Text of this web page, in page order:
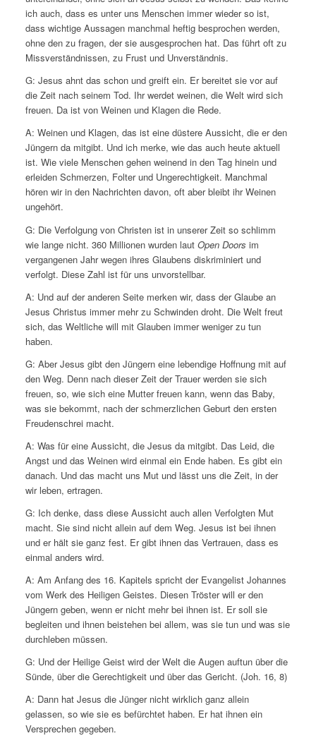
ich auch, dass es unter uns Menschen immer wieder so ist,
dass wichtige Aussagen manchmal heftig besprochen werden,
ohne den zu fragen, der sie ausgesprochen hat. Das führt oft zu
Missverständnissen, zu Frust und Unverständnis.
G: Jesus ahnt das schon und greift ein. Er bereitet sie vor auf
die Zeit nach seinem Tod. Ihr werdet weinen, die Welt wird sich
freuen. Da ist von Weinen und Klagen die Rede.
A: Weinen und Klagen, das ist eine düstere Aussicht, die er den
Jüngern da mitgibt. Und ich merke, wie das auch heute aktuell
ist. Wie viele Menschen gehen weinend in den Tag hinein und
erleiden Schmerzen, Folter und Ungerechtigkeit. Manchmal
hören wir in den Nachrichten davon, oft aber bleibt ihr Weinen
ungehört.
G: Die Verfolgung von Christen ist in unserer Zeit so schlimm
wie lange nicht. 360 Millionen wurden laut Open Doors im
vergangenen Jahr wegen ihres Glaubens diskriminiert und
verfolgt. Diese Zahl ist für uns unvorstellbar.
A: Und auf der anderen Seite merken wir, dass der Glaube an
Jesus Christus immer mehr zu Schwinden droht. Die Welt freut
sich, das Weltliche will mit Glauben immer weniger zu tun
haben.
G: Aber Jesus gibt den Jüngern eine lebendige Hoffnung mit auf
den Weg. Denn nach dieser Zeit der Trauer werden sie sich
freuen, so, wie sich eine Mutter freuen kann, wenn das Baby,
was sie bekommt, nach der schmerzlichen Geburt den ersten
Freudenschrei macht.
A: Was für eine Aussicht, die Jesus da mitgibt. Das Leid, die
Angst und das Weinen wird einmal ein Ende haben. Es gibt ein
danach. Und das macht uns Mut und lässt uns die Zeit, in der
wir leben, ertragen.
G: Ich denke, dass diese Aussicht auch allen Verfolgten Mut
macht. Sie sind nicht allein auf dem Weg. Jesus ist bei ihnen
und er hält sie ganz fest. Er gibt ihnen das Vertrauen, dass es
einmal anders wird.
A: Am Anfang des 16. Kapitels spricht der Evangelist Johannes
vom Werk des Heiligen Geistes. Diesen Tröster will er den
Jüngern geben, wenn er nicht mehr bei ihnen ist. Er soll sie
begleiten und ihnen beistehen bei allem, was sie tun und was sie
durchleben müssen.
G: Und der Heilige Geist wird der Welt die Augen auftun über die
Sünde, über die Gerechtigkeit und über das Gericht. (Joh. 16, 8)
A: Dann hat Jesus die Jünger nicht wirklich ganz allein
gelassen, so wie sie es befürchtet haben. Er hat ihnen ein
Versprechen gegeben.